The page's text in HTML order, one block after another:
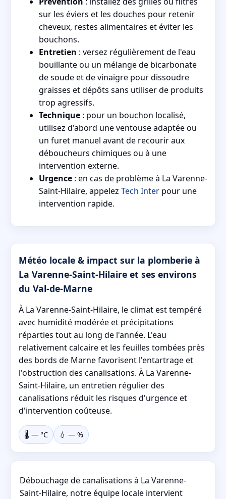
sur les éviers et les douches pour retenir
cheveux, restes alimentaires et éviter les
bouchons.
Entretien : versez régulièrement de l'eau
bouillante ou un mélange de bicarbonate
de soude et de vinaigre pour dissoudre
graisses et dépôts sans utiliser de produits
trop agressifs.
Technique : pour un bouchon localisé,
utilisez d'abord une ventouse adaptée ou
un furet manuel avant de recourir aux
déboucheurs chimiques ou à une
intervention externe.
Urgence : en cas de problème à La Varenne-
Saint-Hilaire, appelez Tech Inter pour une
intervention rapide.
Météo locale & impact sur la plomberie à
La Varenne-Saint-Hilaire et ses environs
du Val-de-Marne
À La Varenne-Saint-Hilaire, le climat est tempéré
avec humidité modérée et précipitations
réparties tout au long de l'année. L'eau
relativement calcaire et les feuilles tombées près
des bords de Marne favorisent l'entartrage et
l'obstruction des canalisations. À La Varenne-
Saint-Hilaire, un entretien régulier des
canalisations réduit les risques d'urgence et
d'intervention coûteuse.
🌡️ — °C 💧 — %
Débouchage de canalisations à La Varenne-
Saint-Hilaire, notre équipe locale intervient